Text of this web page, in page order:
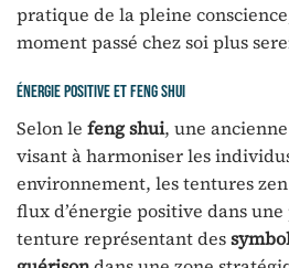
pratique de la pleine
moment passé chez soi plus
Énergie positive et feng shui
Selon le feng shui, une
visant à harmoniser les
environnement, les tentures
flux d’énergie positive dans
tenture représentant des